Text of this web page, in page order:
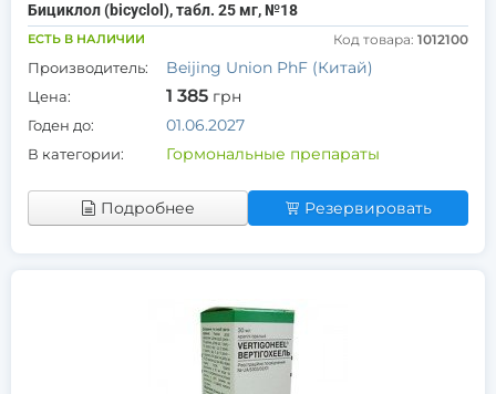
Бициклол (bicyclol), табл. 25 мг, №18
ЕСТЬ В НАЛИЧИИ Код товара: 1012100
Производитель: Beijing Union PhF (Китай)
Цена: 1 385 грн
Годен до: 01.06.2027
В категории: Гормональные препараты
Подробнее Резервировать